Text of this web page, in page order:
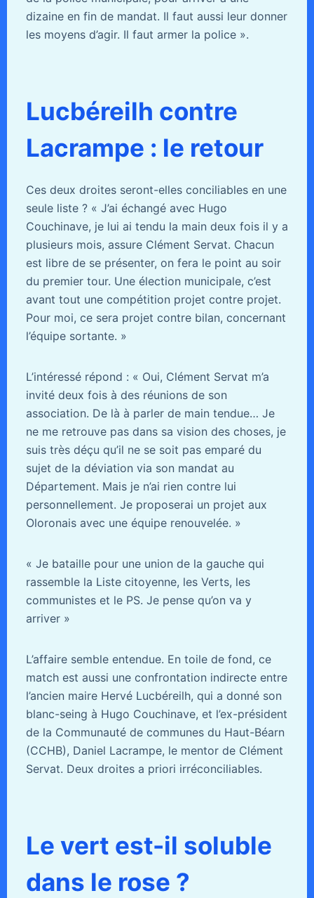
dizaine en fin de mandat. Il faut aussi leur donner
les moyens d’agir. Il faut armer la police ».
Lucbéreilh contre
Lacrampe : le retour
Ces deux droites seront-elles conciliables en une
seule liste ? « J’ai échangé avec Hugo
Couchinave, je lui ai tendu la main deux fois il y a
plusieurs mois, assure Clément Servat. Chacun
est libre de se présenter, on fera le point au soir
du premier tour. Une élection municipale, c’est
avant tout une compétition projet contre projet.
Pour moi, ce sera projet contre bilan, concernant
l’équipe sortante. »
L’intéressé répond : « Oui, Clément Servat m’a
invité deux fois à des réunions de son
association. De là à parler de main tendue… Je
ne me retrouve pas dans sa vision des choses, je
suis très déçu qu’il ne se soit pas emparé du
sujet de la déviation via son mandat au
Département. Mais je n’ai rien contre lui
personnellement. Je proposerai un projet aux
Oloronais avec une équipe renouvelée. »
« Je bataille pour une union de la gauche qui
rassemble la Liste citoyenne, les Verts, les
communistes et le PS. Je pense qu’on va y
arriver »
L’affaire semble entendue. En toile de fond, ce
match est aussi une confrontation indirecte entre
l’ancien maire Hervé Lucbéreilh, qui a donné son
blanc-seing à Hugo Couchinave, et l’ex-président
de la Communauté de communes du Haut-Béarn
(CCHB), Daniel Lacrampe, le mentor de Clément
Servat. Deux droites a priori irréconciliables.
Le vert est-il soluble
dans le rose ?